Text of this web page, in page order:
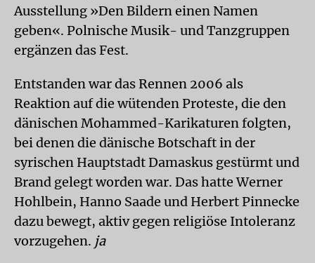
Ausstellung »Den Bildern einen Namen
geben«. Polnische Musik- und Tanzgruppen
ergänzen das Fest.
Entstanden war das Rennen 2006 als
Reaktion auf die wütenden Proteste, die den
dänischen Mohammed-Karikaturen folgten,
bei denen die dänische Botschaft in der
syrischen Hauptstadt Damaskus gestürmt und
Brand gelegt worden war. Das hatte Werner
Hohlbein, Hanno Saade und Herbert Pinnecke
dazu bewegt, aktiv gegen religiöse Intoleranz
vorzugehen. ja